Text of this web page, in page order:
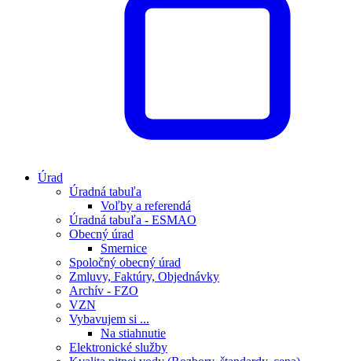
Úrad
Úradná tabuľa
Voľby a referendá
Úradná tabuľa - ESMAO
Obecný úrad
Smernice
Spoločný obecný úrad
Zmluvy, Faktúry, Objednávky
Archív - FZO
VZN
Vybavujem si ...
Na stiahnutie
Elektronické služby